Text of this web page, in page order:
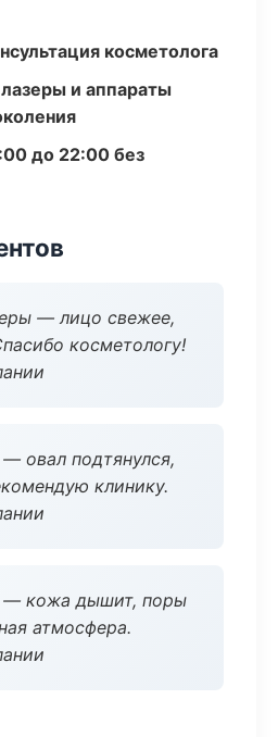
косметолога
и аппараты
до 22:00 без
— лицо свежее,
косметологу!
овал подтянулся,
клинику.
— кожа дышит, поры
атмосфера.